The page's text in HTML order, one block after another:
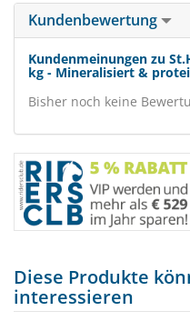
Kundenbewertung
Kundenmeinungen zu
kg - Mineralisiert &
Bisher noch keine
Diese Produkte
interessieren